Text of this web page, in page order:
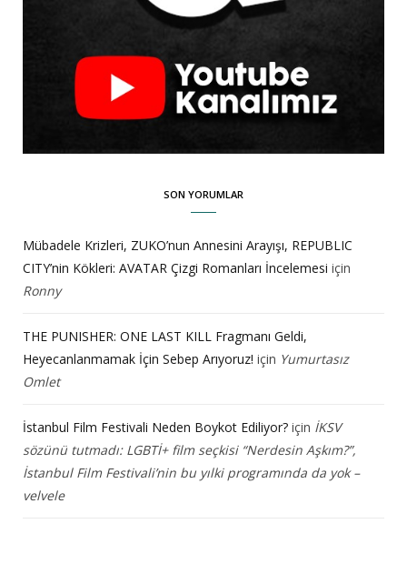
SON YORUMLAR
Mübadele Krizleri, ZUKO’nun Annesini Arayışı, REPUBLIC
CITY’nin Kökleri: AVATAR Çizgi Romanları İncelemesi için
Ronny
THE PUNISHER: ONE LAST KILL Fragmanı Geldi,
Heyecanlanmamak İçin Sebep Arıyoruz! için Yumurtasız
Omlet
İstanbul Film Festivali Neden Boykot Ediliyor? için İKSV
sözünü tutmadı: LGBTİ+ film seçkisi “Nerdesin Aşkım?”,
İstanbul Film Festivali’nin bu yılki programında da yok –
velvele